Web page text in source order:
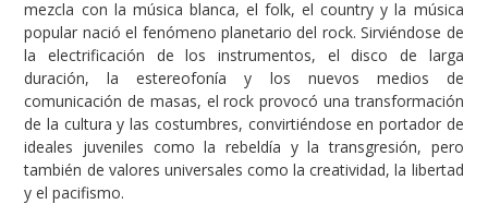
mezcla con la música blanca, el folk, el country y la música
popular nació el fenómeno planetario del rock. Sirviéndose de
la electrificación de los instrumentos, el disco de larga
duración, la estereofonía y los nuevos medios de
comunicación de masas, el rock provocó una transformación
de la cultura y las costumbres, convirtiéndose en portador de
ideales juveniles como la rebeldía y la transgresión, pero
también de valores universales como la creatividad, la libertad
y el pacifismo.